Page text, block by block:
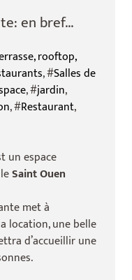
en bref...
rooftop,
, #Salles de
, #jardin,
, #Restaurant,
un espace
Saint Ouen
met à
location, une belle
d’accueillir une